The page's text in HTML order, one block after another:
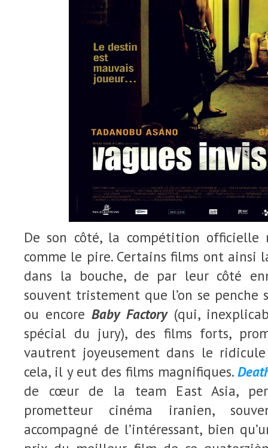
De son côté, la compétition officielle
comme le pire. Certains films ont ainsi
dans la bouche, de par leur côté
souvent tristement que l’on se penche
ou encoreBaby Factory(qui,
spécial du jury), des films forts,
vautrent joyeusement dans le
cela, il y eut des films magnifiques.
de cœur de la team East Asia,
prometteur cinéma iranien,
accompagné de l’intéressant, bien